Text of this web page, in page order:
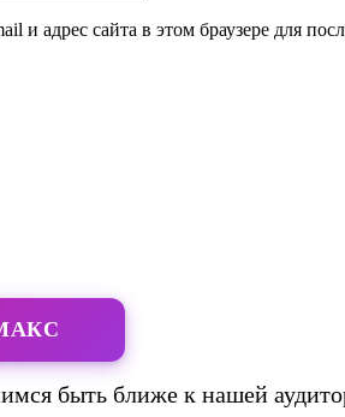
и адрес сайта в этом браузере для
быть ближе к нашей